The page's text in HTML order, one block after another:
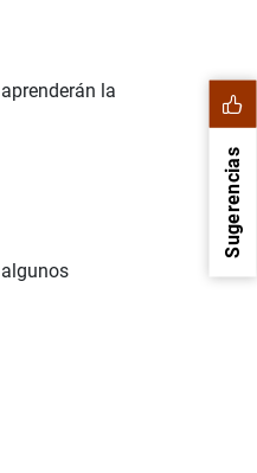
la
Sugerencias